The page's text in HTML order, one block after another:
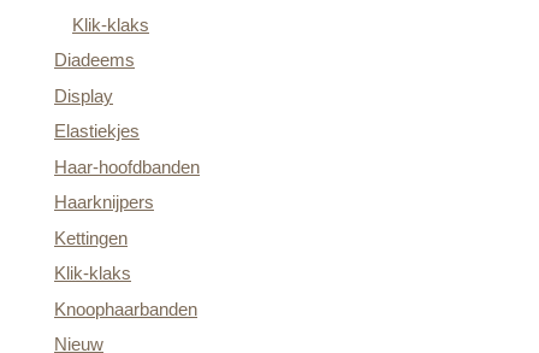
Klik-klaks
Diadeems
Display
Elastiekjes
Haar-hoofdbanden
Haarknijpers
Kettingen
Klik-klaks
Knoophaarbanden
Nieuw